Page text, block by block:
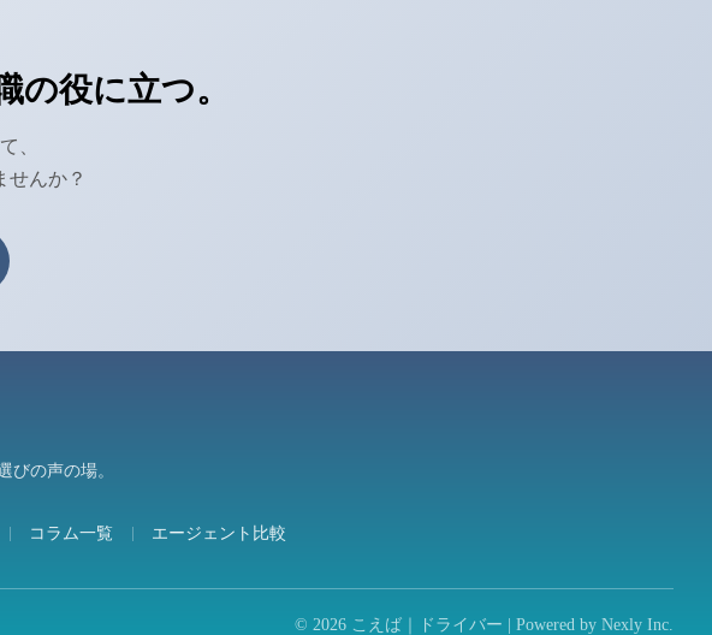
の役に立つ。
、
せんか？
びの声の場。
コラム一覧 エージェント比較
© 2026 こえば｜ドライバー | Powered by Nexly Inc.